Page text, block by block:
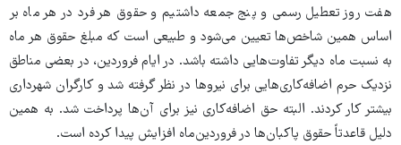
هفت روز تعطیل رسمی و پنج جمعه داشتیم و حقوق هر فرد در هر ماه بر
اساس همین شاخص‌ها تعیین می‌شود و طبیعی است که مبلغ حقوق هر ماه
به نسبت ماه دیگر تفاوت‌هایی داشته باشد. در ایام فروردین، در بعضی مناطق
نزدیک حرم اضافه‌کاری‌هایی برای نیروها در نظر گرفته شد و کارگران شهرداری
بیشتر کار کردند. البته حق اضافه‌کاری نیز برای آن‌ها پرداخت شد. به همین
دلیل قاعدتاً حقوق پاکبان‌ها در فروردین‌ماه افزایش پیدا کرده است.